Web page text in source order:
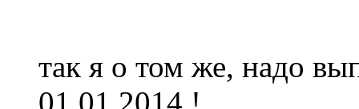
так я о том же, надо
01.01.2014 !